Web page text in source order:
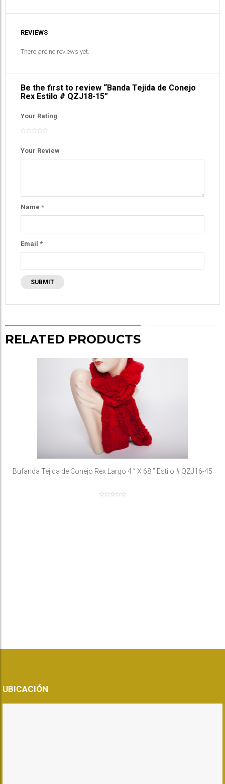
REVIEWS
There are no reviews yet.
Be the first to review “Banda Tejida de Conejo
Rex Estilo # QZJ18-15”
Your Rating
Your Review
Name *
Email *
RELATED PRODUCTS
Bufanda Tejida de Conejo Rex Largo 4 ” X 68 ” Estilo # QZJ16-45
UBICACIÓN